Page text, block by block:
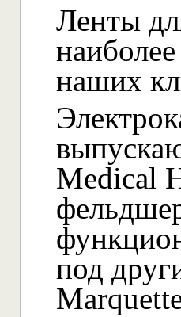
Ленты
наших
Medical
под